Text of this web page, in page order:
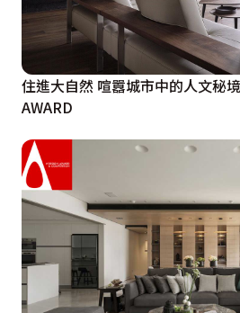
住進大自然 喧囂城市中的人文秘
AWARD